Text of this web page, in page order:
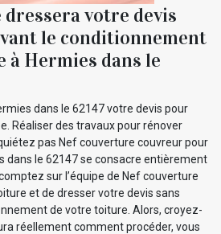
votre devis
le conditionnement
Hermies dans le
dans le 62147 votre devis pour
Réaliser des travaux pour rénover
pas Nef couverture couvreur pour
dans le 62147 se consacre entièrement
sur l’équipe de Nef couverture
et de dresser votre devis sans
de votre toiture. Alors, croyez-
réellement comment procéder, vous